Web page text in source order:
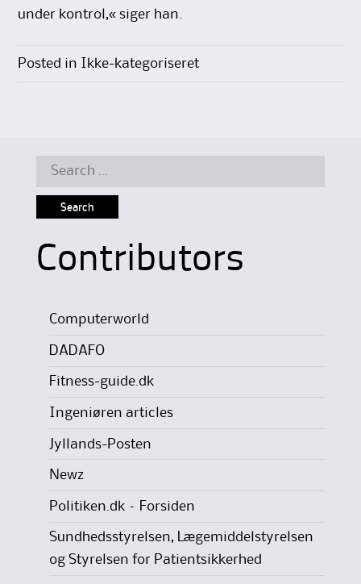
under kontrol,« siger han.
Posted in Ikke-kategoriseret
Search
Contributors
Computerworld
DADAFO
Fitness-guide.dk
Ingeniøren articles
Jyllands-Posten
Newz
Politiken.dk – Forsiden
Sundhedsstyrelsen, Lægemiddelstyrelsen
og Styrelsen for Patientsikkerhed